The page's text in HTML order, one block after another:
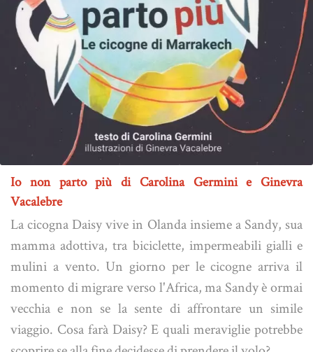
Io non parto più di Carolina Germini e Ginevra
Vacalebre
La cicogna Daisy vive in Olanda insieme a Sandy, sua
mamma adottiva, tra biciclette, impermeabili gialli e
mulini a vento. Un giorno per le cicogne arriva il
momento di migrare verso l'Africa, ma Sandy è ormai
vecchia e non se la sente di affrontare un simile
viaggio. Cosa farà Daisy? E quali meraviglie potrebbe